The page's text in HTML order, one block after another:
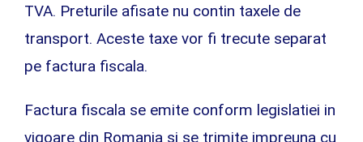
TVA. Preturile afisate nu contin taxele de
transport. Aceste taxe vor fi trecute separat
pe factura fiscala.
Factura fiscala se emite conform legislatiei in
vigoare din Romania si se trimite impreuna cu